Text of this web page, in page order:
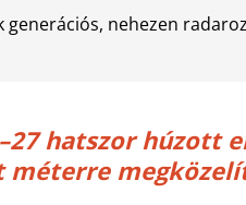
nehezen
hatszor húzott
méterre